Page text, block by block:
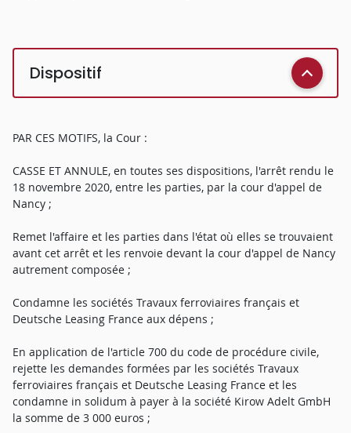
Dispositif
PAR CES MOTIFS, la Cour :
CASSE ET ANNULE, en toutes ses dispositions, l'arrêt rendu le
18 novembre 2020, entre les parties, par la cour d'appel de
Nancy ;
Remet l'affaire et les parties dans l'état où elles se trouvaient
avant cet arrêt et les renvoie devant la cour d'appel de Nancy
autrement composée ;
Condamne les sociétés Travaux ferroviaires français et
Deutsche Leasing France aux dépens ;
En application de l'article 700 du code de procédure civile,
rejette les demandes formées par les sociétés Travaux
ferroviaires français et Deutsche Leasing France et les
condamne in solidum à payer à la société Kirow Adelt GmbH
la somme de 3 000 euros ;